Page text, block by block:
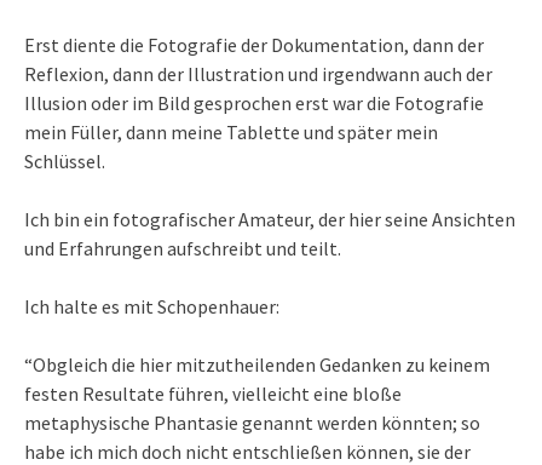
Erst diente die Fotografie der Dokumentation, dann der
Reflexion, dann der Illustration und irgendwann auch der
Illusion oder im Bild gesprochen erst war die Fotografie
mein Füller, dann meine Tablette und später mein
Schlüssel.
Ich bin ein fotografischer Amateur, der hier seine Ansichten
und Erfahrungen aufschreibt und teilt.
Ich halte es mit Schopenhauer:
“Obgleich die hier mitzutheilenden Gedanken zu keinem
festen Resultate führen, vielleicht eine bloße
metaphysische Phantasie genannt werden könnten; so
habe ich mich doch nicht entschließen können, sie der